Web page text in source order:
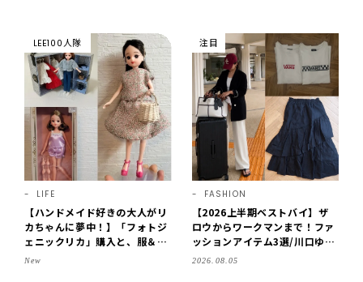
LEE100人隊
LIFE
【ハンドメイド好きの大人がリ
カちゃんに夢中！】「フォトジ
ェニックリカ」購入と、服＆ク
ローゼットの手づくり実例をご
New
注目
FASHION
【2026上半期ベストバイ】ザ
ロウからワークマンまで！ファ
ッションアイテム3選/川口ゆか
り
2026.08.05